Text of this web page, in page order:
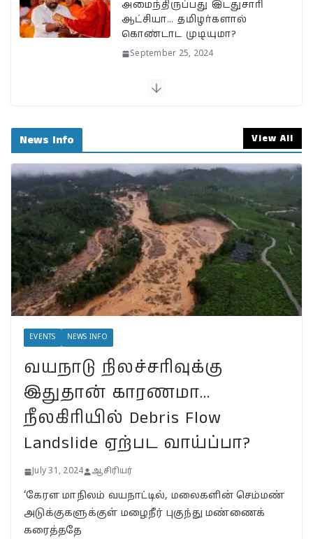
அமைந்திருப்பது இடதுசாரி
ஆட்சியா… தமிழர்களால்
கொண்டாட முடியுமா?
September 25, 2024
பேரழிவின் வடுவாக வயநாடு:
வயநாடு நிலச்சரிவுக்கு
இதுதான் காரணமா…
நீலகிரியில் Debris Flow
Landslide ஏற்பட வாய்ப்பா?
July 31, 2024
BSNLக்கு மாறும் மக்கள்;
பா.ஜ.க. புத்துயிர் அளிக்குமா…
இறுதி உயிர்த் துடிப்பையும்
தென்னிந்தியாவின்
முகமாகிறாரா பிரியங்கா?
காங்கிரஸ் வியூகம் என்ன?
November 23, 2024
News Info View All
EVENTS NEWS INFO
வயநாடு நிலச்சரிவுக்கு
இதுதான் காரணமா…
நீலகிரியில் Debris Flow
Landslide ஏற்பட வாய்ப்பா?
July 31, 2024 ஆசிரியர்
‘கேரள மாநிலம் வயநாட்டில், மலைகளின் செம்மண்
அடுக்குகளுக்குள் மழைநீர் புகுந்து மண்ணைக்
கரைத்ததே